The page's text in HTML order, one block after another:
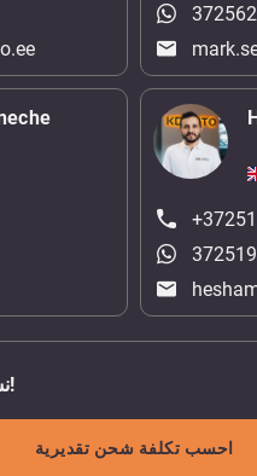
نشحن الى اي مكان في العالم!
احسب تكلفة شحن تقديرية